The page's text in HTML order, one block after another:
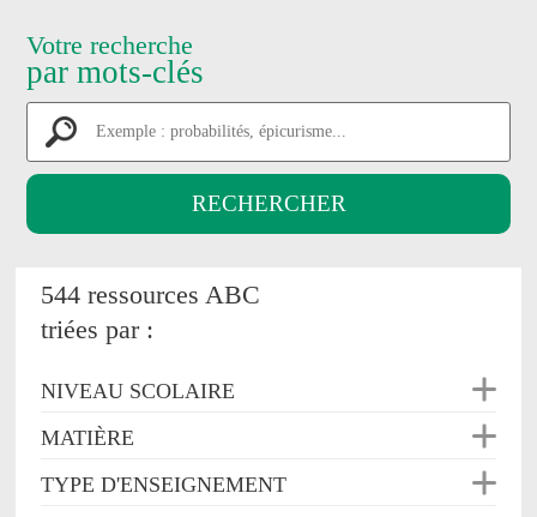
Votre recherche
par mots-clés
544 ressources ABC
triées par :
NIVEAU SCOLAIRE
MATIÈRE
TYPE D'ENSEIGNEMENT